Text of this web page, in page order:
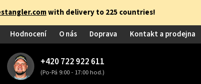
with delivery to 225 countries!
Hodnocení O nás Doprava Kontakt a prodejna
+420 722 922 611
(Po-Pá 9:00 - 17:00 hod.)